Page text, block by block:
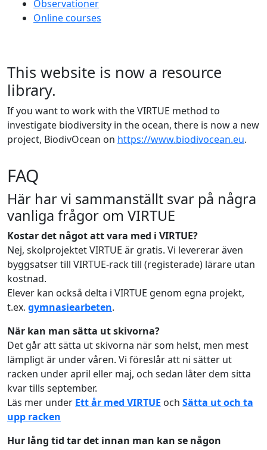
Observationer
Online courses
This website is now a resource
library.
If you want to work with the VIRTUE method to
investigate biodiversity in the ocean, there is now a new
project, BiodivOcean on https://www.biodivocean.eu.
FAQ
Här har vi sammanställt svar på några
vanliga frågor om VIRTUE
Kostar det något att vara med i VIRTUE?
Nej, skolprojektet VIRTUE är gratis. Vi levererar även
byggsatser till VIRTUE-rack till (registerade) lärare utan
kostnad.
Elever kan också delta i VIRTUE genom egna projekt,
t.ex. gymnasiearbeten.
När kan man sätta ut skivorna?
Det går att sätta ut skivorna när som helst, men mest
lämpligt är under våren. Vi föreslår att ni sätter ut
racken under april eller maj, och sedan låter dem sitta
kvar tills september.
Läs mer under Ett år med VIRTUE och Sätta ut och ta
upp racken
Hur lång tid tar det innan man kan se någon